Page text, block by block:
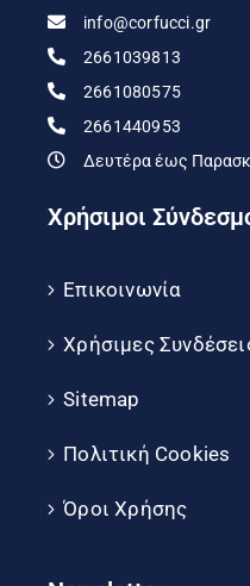
info@corfucci.gr
2661039813
2661080575
2661440953
Δευτέρα έως
Χρήσιμοι
Επικοινωνία
Χρήσιμες
Sitemap
Πολιτική Cookies
Όροι Χρήσης